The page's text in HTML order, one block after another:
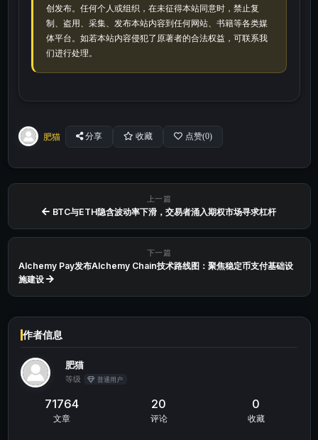
创发布。任何个人或组织，在未征得本站同意时，禁止复
制、盗用、采集、发布本站内容到任何网站、书籍等各类媒
体平台。如若本站内容侵犯了原著者的合法权益，可联系我
们进行处理。
肥猫 分享 收藏 点赞(0)
上一篇
BTC与ETH隐含波动率下滑，交易者涌入期权市场寻求杠杆
下一篇
Alchemy Pay发布Alchemy Chain技术路线图：聚焦稳定币支付基础设
施建设
作者信息
肥猫
等级 普通用户
71764
文章
20
评论
0
收藏